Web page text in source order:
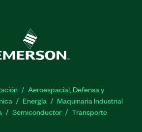
Aeroespacial, Defensa y
Energía
Maquinaria Industrial
Semiconductor Transporte